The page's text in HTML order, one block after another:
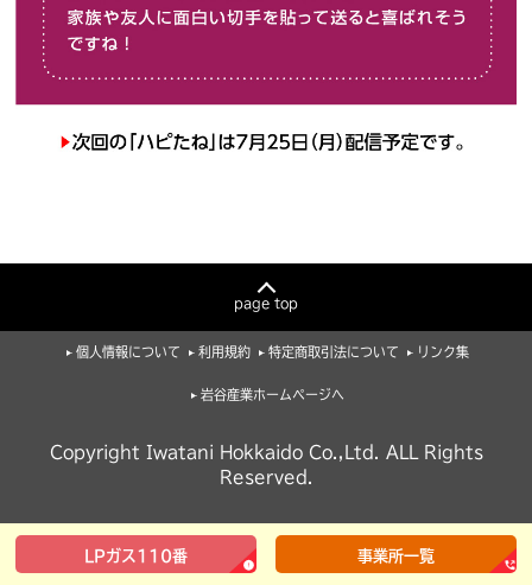
page top
個人情報について 利用規約 特定商取引法について リンク集
岩谷産業ホームページへ
Copyright Iwatani Hokkaido Co.,Ltd. ALL Rights
Reserved.
LPガス110番 事業所一覧